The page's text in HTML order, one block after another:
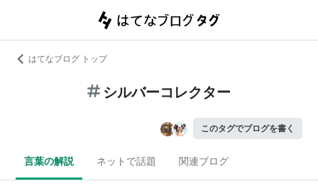
はてなブログ トップ
シルバーコレクター
このタグでブログを書く
言葉の解説 ネットで話題 関連ブログ